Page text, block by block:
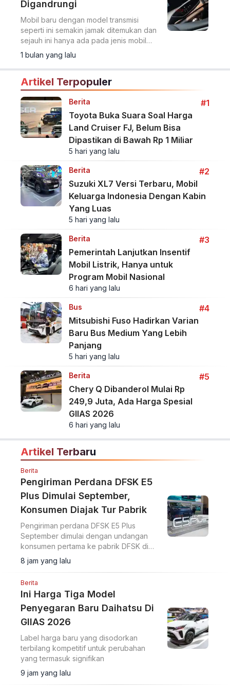
Digandrungi
Mobil baru dengan model transmisi
seperti ini semakin jamak ditemukan dan
sejauh ini hanya ada pada jenis mobil
dengan transmisi otomatis atau pada
mobil listrik.
1 bulan yang lalu
Artikel Terpopuler
Berita
#1
Toyota Buka Suara Soal Harga
Land Cruiser FJ, Belum Bisa
Dipastikan di Bawah Rp 1 Miliar
5 hari yang lalu
Berita
#2
Suzuki XL7 Versi Terbaru, Mobil
Keluarga Indonesia Dengan Kabin
Yang Luas
5 hari yang lalu
Berita
#3
Pemerintah Lanjutkan Insentif
Mobil Listrik, Hanya untuk
Program Mobil Nasional
6 hari yang lalu
Bus
#4
Mitsubishi Fuso Hadirkan Varian
Baru Bus Medium Yang Lebih
Panjang
5 hari yang lalu
Berita
#5
Chery Q Dibanderol Mulai Rp
249,9 Juta, Ada Harga Spesial
GIIAS 2026
6 hari yang lalu
Artikel Terbaru
Berita
Pengiriman Perdana DFSK E5
Plus Dimulai September,
Konsumen Diajak Tur Pabrik
Pengiriman perdana DFSK E5 Plus
September dimulai dengan undangan
konsumen pertama ke pabrik DFSK di
Cikande untuk melihat proses produksi
PHEV.
8 jam yang lalu
Berita
Ini Harga Tiga Model
Penyegaran Baru Daihatsu Di
GIIAS 2026
Label harga baru yang disodorkan
terbilang kompetitif untuk perubahan
yang termasuk signifikan
9 jam yang lalu